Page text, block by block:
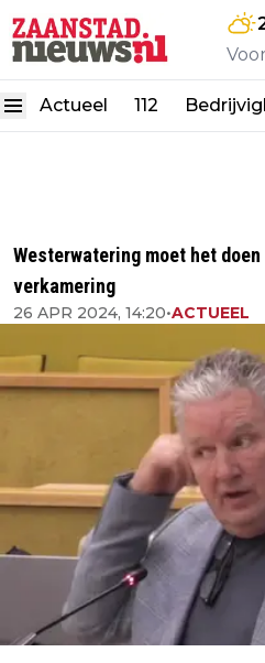
Actueel 112
Westerwatering moet het
verkamering
26 APR 2024, 14:20•ACTUEEL